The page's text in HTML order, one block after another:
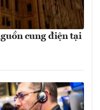
cung điện tại